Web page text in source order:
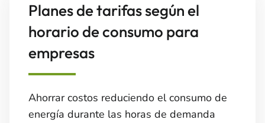
Planes de tarifas según el
horario de consumo para
empresas
Ahorrar costos reduciendo el consumo de
energía durante las horas de demanda